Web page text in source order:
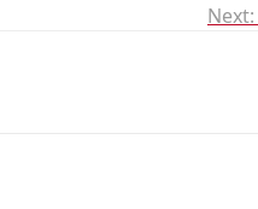
Next: